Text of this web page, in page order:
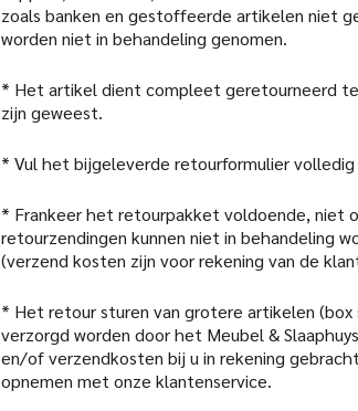
zoals banken en gestoffeerde artikelen niet
worden niet in behandeling genomen.
* Het artikel dient compleet geretourneerd
zijn geweest.
* Vul het bijgeleverde retourformulier
* Frankeer het retourpakket voldoende, niet
retourzendingen kunnen niet in behandeling
(verzend kosten zijn voor rekening van de
* Het retour sturen van grotere artikelen (box
verzorgd worden door het Meubel &
en/of verzendkosten bij u in rekening
opnemen met onze klantenservice.